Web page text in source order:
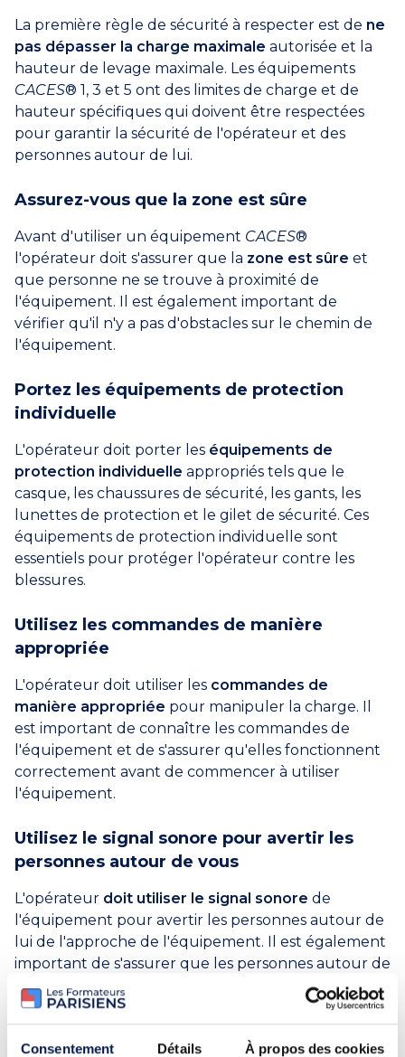
Consentement Détails À propos des cookies
La première règle de sécurité à respecter est de ne
pas dépasser la charge maximale autorisée et la
hauteur de levage maximale. Les équipements
CACES® 1, 3 et 5 ont des limites de charge et de
hauteur spécifiques qui doivent être respectées
pour garantir la sécurité de l'opérateur et des
personnes autour de lui.
Assurez-vous que la zone est sûre
Avant d'utiliser un équipement CACES®
l'opérateur doit s'assurer que la zone est sûre et
que personne ne se trouve à proximité de
l'équipement. Il est également important de
vérifier qu'il n'y a pas d'obstacles sur le chemin de
l'équipement.
Portez les équipements de protection
individuelle
L'opérateur doit porter les équipements de
protection individuelle appropriés tels que le
casque, les chaussures de sécurité, les gants, les
lunettes de protection et le gilet de sécurité. Ces
équipements de protection individuelle sont
essentiels pour protéger l'opérateur contre les
blessures.
Utilisez les commandes de manière
appropriée
L'opérateur doit utiliser les commandes de
manière appropriée pour manipuler la charge. Il
est important de connaître les commandes de
l'équipement et de s'assurer qu'elles fonctionnent
correctement avant de commencer à utiliser
l'équipement.
Utilisez le signal sonore pour avertir les
personnes autour de vous
L'opérateur doit utiliser le signal sonore de
l'équipement pour avertir les personnes autour de
lui de l'approche de l'équipement. Il est également
important de s'assurer que les personnes autour de
l'équipement ont entendu l'avertissement.
Ne pas monter ou descendre de